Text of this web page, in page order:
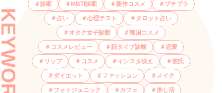
診断 MBTI診断 新作コスメ プチプラ
占い 心理テスト タロット占い
オタク女子診断 韓国コスメ
コスメレビュー 顔タイプ診断 恋愛
リップ コスメ インスタ映え 彼氏
ダイエット ファッション メイク
フォトジェニック カフェ 推し活